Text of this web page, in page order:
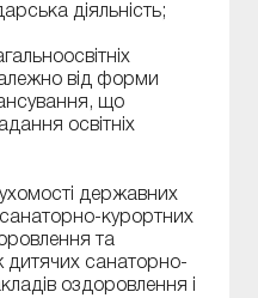
діяльність;
від форми
що
освітніх
державних
курортних
та
дитячих санаторно-
оздоровлення і